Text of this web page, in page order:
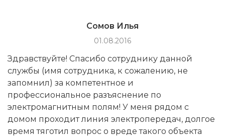
Сомов Илья
01.08.2016
Здравствуйте! Спасибо сотруднику данной
службы (имя сотрудника, к сожалению, не
запомнил) за компетентное и
профессиональное разъяснение по
электромагнитным полям! У меня рядом с
домом проходит линия электропередач, долгое
время тяготил вопрос о вреде такого объекта